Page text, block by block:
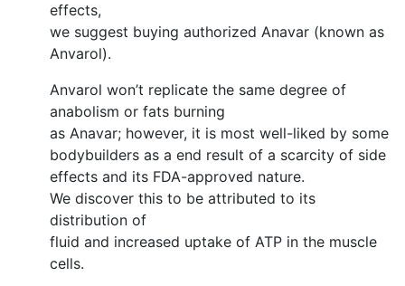
effects,
we suggest buying authorized Anavar (known as
Anvarol).
Anvarol won’t replicate the same degree of
anabolism or fats burning
as Anavar; however, it is most well-liked by some
bodybuilders as a end result of a scarcity of side
effects and its FDA-approved nature.
We discover this to be attributed to its
distribution of
fluid and increased uptake of ATP in the muscle
cells.